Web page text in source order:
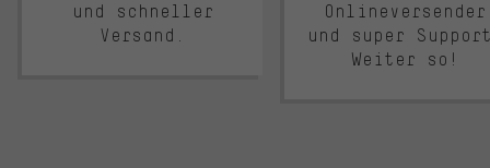
und schneller
Versand.
Onlineversender
und super
Weiter so!